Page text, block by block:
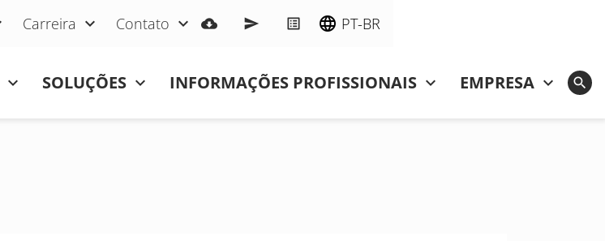
Carreira Contato PT-BR
SOLUÇÕES INFORMAÇÕES PROFISSIONAIS EMPRESA